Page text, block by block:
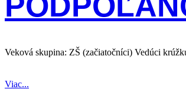
Veková skupina: ZŠ (začiatočníci) Vedúci
Viac...